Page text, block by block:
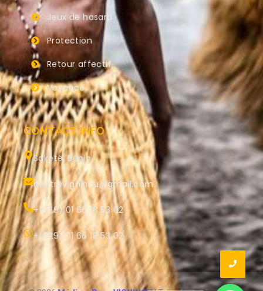
Jeux de hasard
Protection
Retour affectif
Voyance
CONTACT INFO
Sakété, Bénin.
maitrevigninou@gmail.com
+(229) 01 66 18 53 02
+(229) 01 66 18 53 02